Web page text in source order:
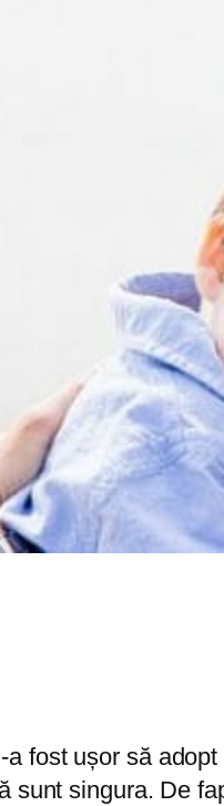
fost ușor să
sunt singura. De